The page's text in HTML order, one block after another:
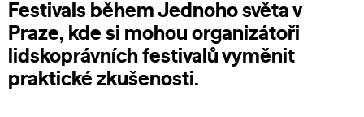
Festivals během Jednoho světa v
Praze, kde si mohou organizátoři
lidskoprávních festivalů vyměnit
praktické zkušenosti.